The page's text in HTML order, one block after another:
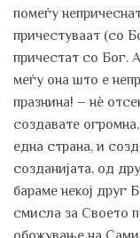
помеѓу
причестуваат (со
причестат со Бог.
меѓу она што е
празнина! – нѐ
создавате
една страна, и
созданијата, од
бараме некој друг
смисла за Своето